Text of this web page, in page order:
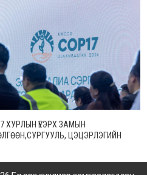
ХУРЛЫН ҮЕЭРХ ЗАМЫН
ЦЭЦЭРЛЭГИЙН